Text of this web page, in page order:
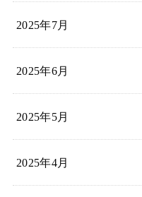
2025年7月
2025年6月
2025年5月
2025年4月